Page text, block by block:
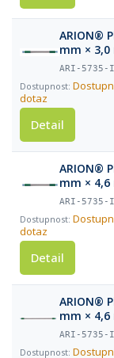
ARION®
mm × 3,0
ARI-5735-
dotaz
Detail
ARION®
mm × 4,6
ARI-5735-
dotaz
Detail
ARION®
mm × 4,6
ARI-5735-